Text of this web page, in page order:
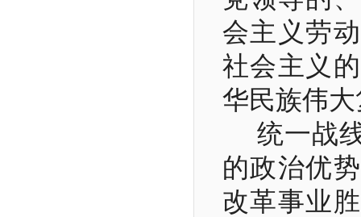
会主义劳
社会主义
华民族伟
统一战
的政治优
改革事业